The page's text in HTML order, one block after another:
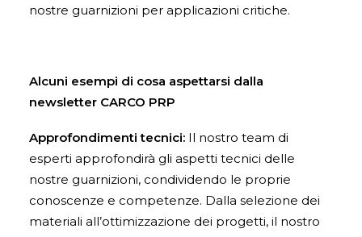
nostre guarnizioni per applicazioni critiche.
Alcuni esempi di cosa aspettarsi dalla
newsletter CARCO PRP
Approfondimenti tecnici: Il nostro team di
esperti approfondirà gli aspetti tecnici delle
nostre guarnizioni, condividendo le proprie
conoscenze e competenze. Dalla selezione dei
materiali all’ottimizzazione dei progetti, il nostro